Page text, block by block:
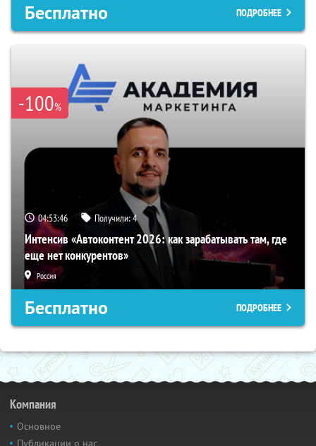
Бесплатно ПОДРОБНЕЕ
-100%
04:53:45 Получили:4
Интенсив «Автоконтент 2026: как зарабатывать там, где
еще нет конкурентов»
Россия
Бесплатно ПОДРОБНЕЕ
Компания
Основное
Публикации о нас